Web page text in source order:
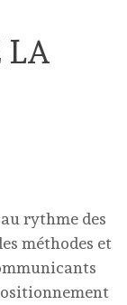
LA
rythme des
méthodes et